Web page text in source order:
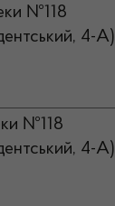
№118
4-А)
№118
4-А)